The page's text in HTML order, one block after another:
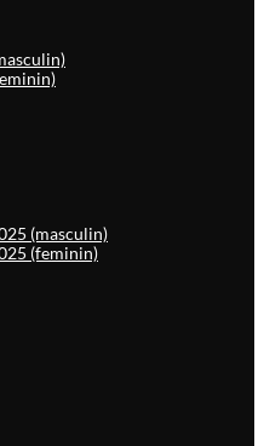
(masculin)
(feminin)